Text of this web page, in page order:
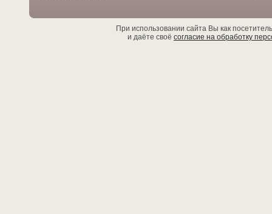
При использовании сайта Вы как
и даёте своё согласие на обработку